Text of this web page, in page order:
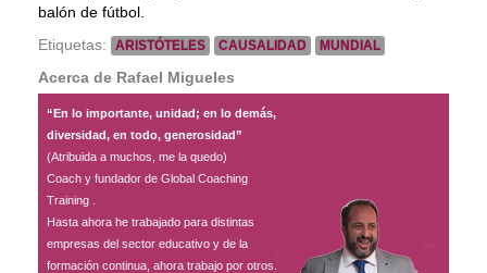
balón de fútbol.
Etiquetas:
ARISTÓTELES CAUSALIDAD MUNDIAL
Acerca de Rafael Migueles
“En lo importante, unidad; en lo demás,
diversidad, en todo, generosidad”
(Atribuida a muchos, me la quedo)
Coach y fundador de Global Coaching
Training .
Hasta ahora he trabajado para distintas
empresas del sector educativo y de la
formación continua, ahora trabajo por otros.